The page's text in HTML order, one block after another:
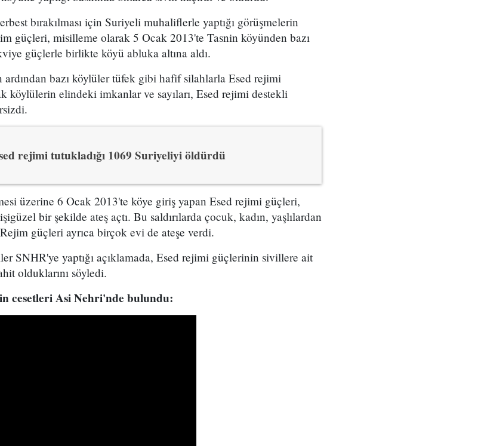
bırakılması için Suriyeli muhaliflerle yaptığı görüşmelerin
güçleri, misilleme olarak 5 Ocak 2013'te Tasnin köyünden bazı
güçlerle birlikte köyü abluka altına aldı.
ardından bazı köylüler tüfek gibi hafif silahlarla Esed rejimi
köylülerin elindeki imkanlar ve sayıları, Esed rejimi destekli
rejimi tutukladığı 1069 Suriyeliyi öldürdü
üzerine 6 Ocak 2013'te köye giriş yapan Esed rejimi güçleri,
bir şekilde ateş açtı. Bu saldırılarda çocuk, kadın, yaşlılardan
güçleri ayrıca birçok evi de ateşe verdi.
SNHR'ye yaptığı açıklamada, Esed rejimi güçlerinin sivillere ait
olduklarını söyledi.
cesetleri Asi Nehri'nde bulundu: